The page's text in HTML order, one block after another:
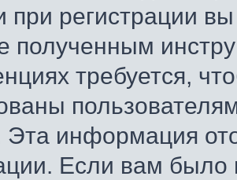
при регистрации
полученным
требуется,
Эта информация
Если вам